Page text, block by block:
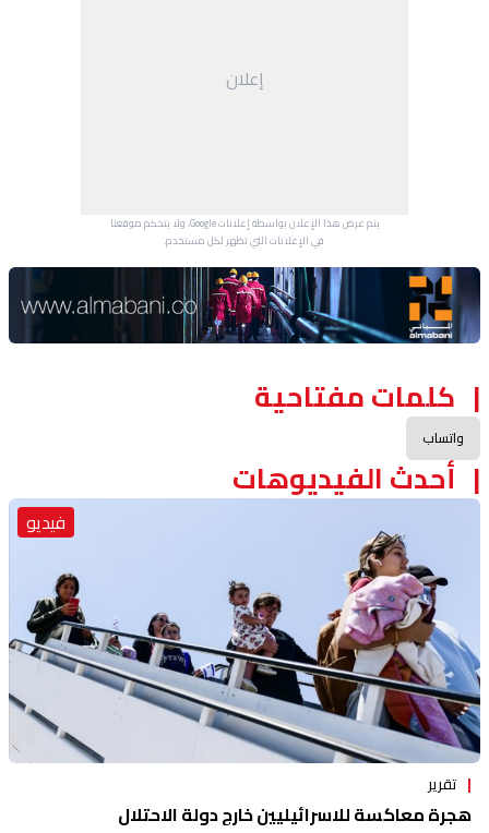
إعلان
يتم عرض هذا الإعلان بواسطة إعلانات Google، ولا يتحكم موقعنا
في الإعلانات التي تظهر لكل مستخدم.
Advertisement Section
كلمات مفتاحية
واتساب
أحدث الفيديوهات
فيديو
تقرير
هجرة معاكسة للاسرائيليين خارج دولة الاحتلال